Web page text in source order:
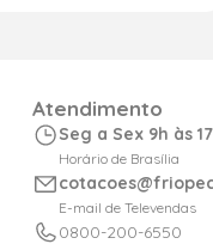
Atendimento
Seg a Sex 9h às
Horário de Brasília
E-mail de Televendas
0800-200-6550